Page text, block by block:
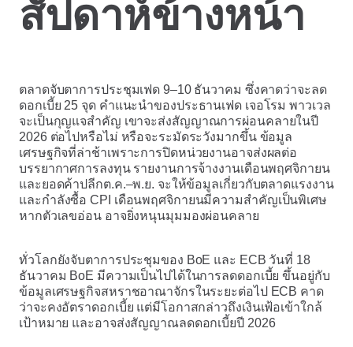
สัปดาห์ข้างหน้า
ตลาดจับตาการประชุมเฟด 9–10 ธันวาคม ซึ่งคาดว่าจะลด
ดอกเบี้ย 25 จุด คำแนะนำของประธานเฟด เจอโรม พาวเวล
จะเป็นกุญแจสำคัญ เขาจะส่งสัญญาณการผ่อนคลายในปี
2026 ต่อไปหรือไม่ หรือจะระมัดระวังมากขึ้น ข้อมูล
เศรษฐกิจที่ล่าช้าเพราะการปิดหน่วยงานอาจส่งผลต่อ
บรรยากาศการลงทุน รายงานการจ้างงานเดือนพฤศจิกายน
และยอดค้าปลีกต.ค.–พ.ย. จะให้ข้อมูลเกี่ยวกับตลาดแรงงาน
และกำลังซื้อ CPI เดือนพฤศจิกายนมีความสำคัญเป็นพิเศษ
หากตัวเลขอ่อน อาจยิ่งหนุนมุมมองผ่อนคลาย
ทั่วโลกยังจับตาการประชุมของ BoE และ ECB วันที่ 18
ธันวาคม BoE มีความเป็นไปได้ในการลดดอกเบี้ย ขึ้นอยู่กับ
ข้อมูลเศรษฐกิจสหราชอาณาจักรในระยะต่อไป ECB คาด
ว่าจะคงอัตราดอกเบี้ย แต่มีโอกาสกล่าวถึงเงินเฟ้อเข้าใกล้
เป้าหมาย และอาจส่งสัญญาณลดดอกเบี้ยปี 2026